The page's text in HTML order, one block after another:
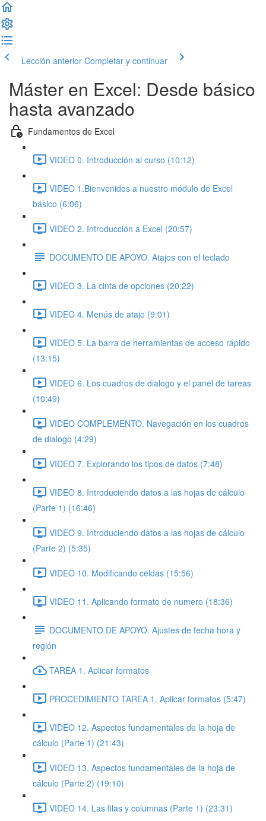
Lección anterior Completar y continuar
Máster en Excel: Desde básico
hasta avanzado
Fundamentos de Excel
VIDEO 0. Introducción al curso (10:12)
VIDEO 1.Bienvenidos a nuestro módulo de Excel
básico (6:06)
VIDEO 2. Introducción a Excel (20:57)
DOCUMENTO DE APOYO. Atajos con el teclado
VIDEO 3. La cinta de opciones (20:22)
VIDEO 4. Menús de atajo (9:01)
VIDEO 5. La barra de herramientas de acceso rápido
(13:15)
VIDEO 6. Los cuadros de dialogo y el panel de tareas
(10:49)
VIDEO COMPLEMENTO. Navegación en los cuadros
de dialogo (4:29)
VIDEO 7. Explorando los tipos de datos (7:48)
VIDEO 8. Introduciendo datos a las hojas de cálculo
(Parte 1) (16:46)
VIDEO 9. Introduciendo datos a las hojas de cálculo
(Parte 2) (5:35)
VIDEO 10. Modificando celdas (15:56)
VIDEO 11. Aplicando formato de numero (18:36)
DOCUMENTO DE APOYO. Ajustes de fecha hora y
región
TAREA 1. Aplicar formatos
PROCEDIMIENTO TAREA 1. Aplicar formatos (5:47)
VIDEO 12. Aspectos fundamentales de la hoja de
cálculo (Parte 1) (21:43)
VIDEO 13. Aspectos fundamentales de la hoja de
cálculo (Parte 2) (19:10)
VIDEO 14. Las filas y columnas (Parte 1) (23:31)